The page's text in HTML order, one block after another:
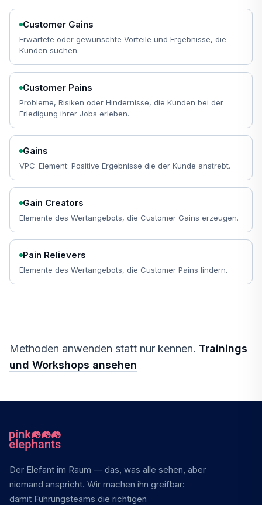
Customer Gains
Erwartete oder gewünschte Vorteile und Ergebnisse, die
Kunden suchen.
Customer Pains
Probleme, Risiken oder Hindernisse, die Kunden bei der
Erledigung ihrer Jobs erleben.
Gains
VPC-Element: Positive Ergebnisse die der Kunde anstrebt.
Gain Creators
Elemente des Wertangebots, die Customer Gains erzeugen.
Pain Relievers
Elemente des Wertangebots, die Customer Pains lindern.
Methoden anwenden statt nur kennen. Trainings
und Workshops ansehen
Der Elefant im Raum — das, was alle sehen, aber
niemand anspricht. Wir machen ihn greifbar:
damit Führungsteams die richtigen